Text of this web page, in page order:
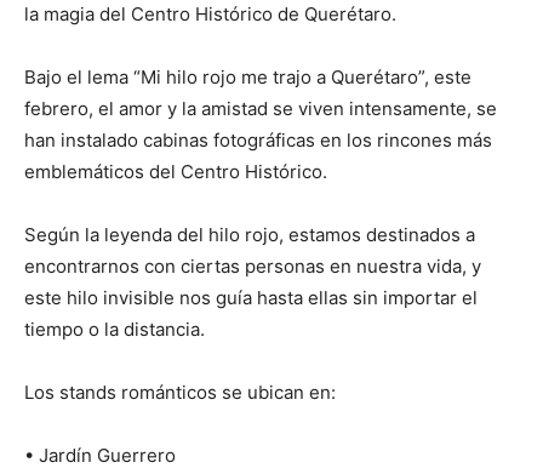
la magia del Centro Histórico de Querétaro.
Bajo el lema “Mi hilo rojo me trajo a Querétaro”, este
febrero, el amor y la amistad se viven intensamente, se
han instalado cabinas fotográficas en los rincones más
emblemáticos del Centro Histórico.
Según la leyenda del hilo rojo, estamos destinados a
encontrarnos con ciertas personas en nuestra vida, y
este hilo invisible nos guía hasta ellas sin importar el
tiempo o la distancia.
Los stands románticos se ubican en:
• Jardín Guerrero